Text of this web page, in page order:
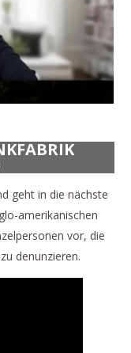
geht in die nächste
amerikanischen
vor, die
denunzieren.